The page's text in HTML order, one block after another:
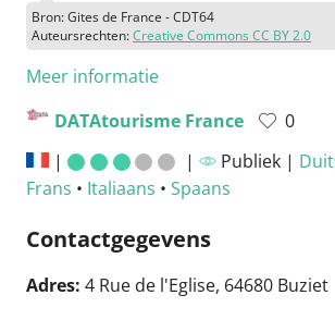
Bron: Gites de France - CDT64
Auteursrechten:Creative Commons CC BY 2.0
Meer informatie
DATAtourisme France
0
|
| Publiek |
Frans • Italiaans • Spaans
Contactgegevens
Adres: 4 Rue de l'Eglise, 64680 Buziet